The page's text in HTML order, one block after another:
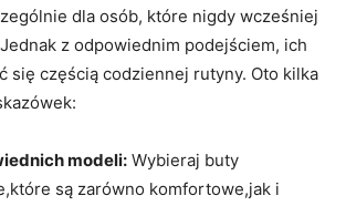
dla osób, które nigdy wcześniej
z odpowiednim podejściem, ich
się częścią codziennej rutyny. Oto kilka
modeli: Wybieraj buty
są zarówno komfortowe,jak i